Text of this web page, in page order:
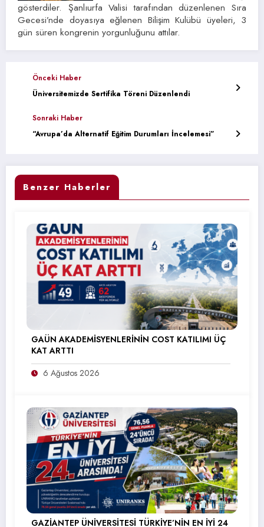
gösterdiler. Şanlıurfa Valisi tarafından düzenlenen Sıra
Gecesi’nde doyasıya eğlenen Bilişim Kulübü üyeleri, 3
gün süren kongrenin yorgunluğunu attılar.
Önceki Haber
Üniversitemizde Sertifika Töreni Düzenlendi
Sonraki Haber
“Avrupa’da Alternatif Eğitim Durumları İncelemesi”
Benzer Haberler
GAÜN AKADEMİSYENLERİNİN COST KATILIMI ÜÇ
KAT ARTTI
6 Ağustos 2026
GAZİANTEP ÜNİVERSİTESİ TÜRKİYE’NİN EN İYİ 24